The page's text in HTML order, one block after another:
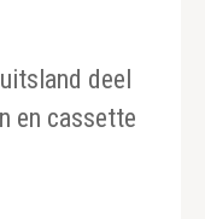
deel
en cassette